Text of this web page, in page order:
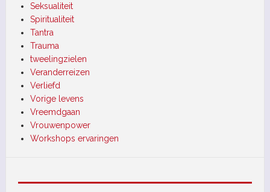
Seksualiteit
Spiritualiteit
Tantra
Trauma
tweelingzielen
Veranderreizen
Verliefd
Vorige levens
Vreemdgaan
Vrouwenpower
Workshops ervaringen